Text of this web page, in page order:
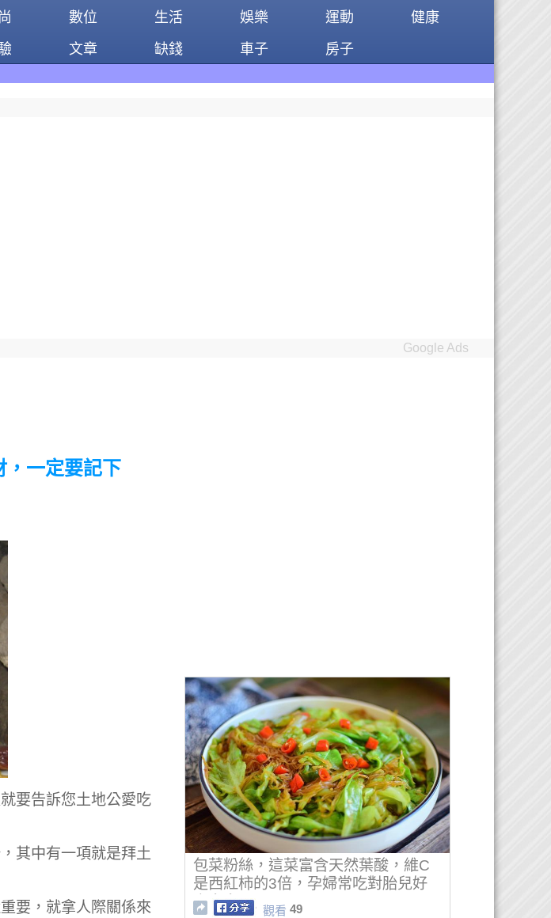
數位 生活 娛樂 運動
健康
文章 缺錢 車子 房子
Google Ads
，一定要記下
要告訴您土地公愛吃
其中有一項就是拜土
要，就拿人際關係來
包菜粉絲，這菜富含天然葉酸，維C
是西紅柿的3倍，孕婦常吃對胎兒好
處多多
觀看 49